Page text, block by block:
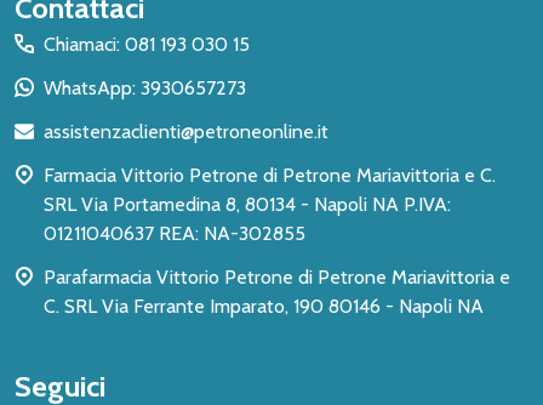
del
piè
pagina
Contattaci
Chiamaci: 081 193 030 15
WhatsApp: 3930657273
assistenzaclienti@petroneonline.it
Farmacia Vittorio Petrone di Petrone Mariavittoria e C.
SRL Via Portamedina 8, 80134 - Napoli NA P.IVA:
01211040637 REA: NA-302855
Parafarmacia Vittorio Petrone di Petrone Mariavittoria e
C. SRL Via Ferrante Imparato, 190 80146 - Napoli NA
Seguici